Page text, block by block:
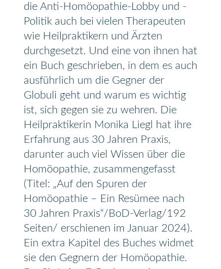
die Anti-Homöopathie-Lobby und -
Politik auch bei vielen Therapeuten
wie Heilpraktikern und Ärzten
durchgesetzt. Und eine von ihnen hat
ein Buch geschrieben, in dem es auch
ausführlich um die Gegner der
Globuli geht und warum es wichtig
ist, sich gegen sie zu wehren. Die
Heilpraktikerin Monika Liegl hat ihre
Erfahrung aus 30 Jahren Praxis,
darunter auch viel Wissen über die
Homöopathie, zusammengefasst
(Titel: „Auf den Spuren der
Homöopathie – Ein Resümee nach
30 Jahren Praxis“/BoD-Verlag/192
Seiten/ erschienen im Januar 2024).
Ein extra Kapitel des Buches widmet
sie den Gegnern der Homöopathie.